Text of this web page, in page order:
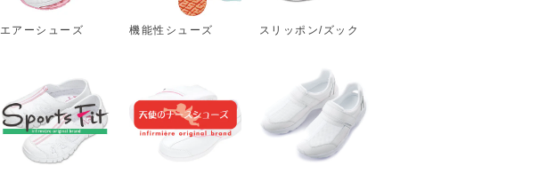
エアーシューズ 機能性シューズ スリッポン/ズック